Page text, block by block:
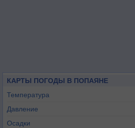
КАРТЫ ПОГОДЫ В ПОПАЯНЕ
Температура
Давление
Осадки